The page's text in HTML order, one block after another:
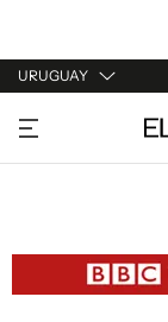
URUGUAY
URUGUAY
ARGENTINA
ESTADOS UNIDOS